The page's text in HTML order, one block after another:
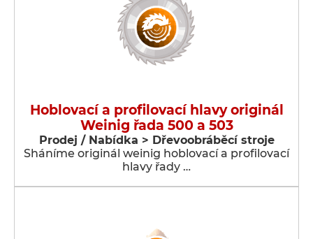
Hoblovací a profilovací hlavy originál
Weinig řada 500 a 503
Prodej / Nabídka > Dřevoobráběcí stroje
Sháníme originál weinig hoblovací a profilovací
hlavy řady …